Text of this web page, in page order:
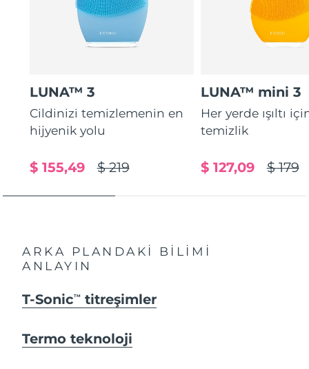
LUNA™ 3
Cildinizi temizlemenin en
hijyenik yolu
$ 219
$ 155,49
LUNA™ mini 3
Her yerde ışıltı
temizlik
$ 179
$ 127,09
ARKA PLANDAKİ BİLİMİ
ANLAYIN
T-SonicTM titreşimler
Termo teknoloji